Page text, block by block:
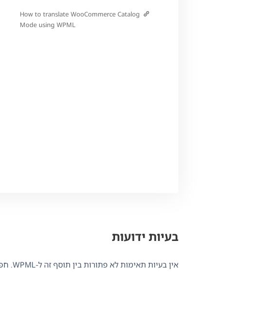
How to translate WooCommerce Catalog
Mode using WPML
בעיות ידועות
אין בעיות תאימות לא פתורות בין תוסף זה ל-WPML. חפש